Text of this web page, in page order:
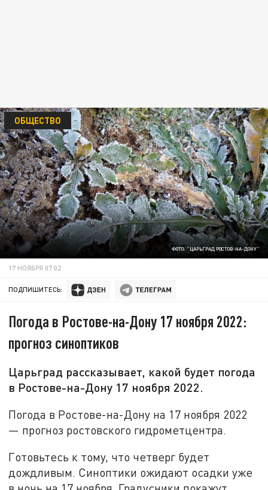
ФОТО: "ЦАРЬГРАД РОСТОВ-НА-ДОНУ"
ОБЩЕСТВО
17 НОЯБРЯ 07:02
ПОДПИШИТЕСЬ:
Погода в Ростове-на-Дону 17 ноября 2022:
прогноз синоптиков
Царьград рассказывает, какой будет погода
в Ростове-на-Дону 17 ноября 2022.
Погода в Ростове-на-Дону на 17 ноября 2022
— прогноз ростовского гидрометцентра.
Готовьтесь к тому, что четверг будет
дождливым. Синоптики ожидают осадки уже